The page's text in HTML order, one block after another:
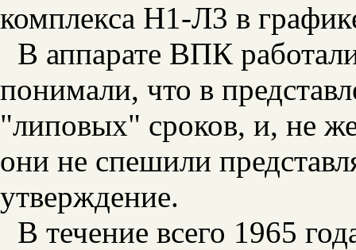
комплекса Н1-Л3 в
В аппарате ВПК
понимали, что в
"липовых" сроков, и, не
они не спешили
утверждение.
В течение всего 1965